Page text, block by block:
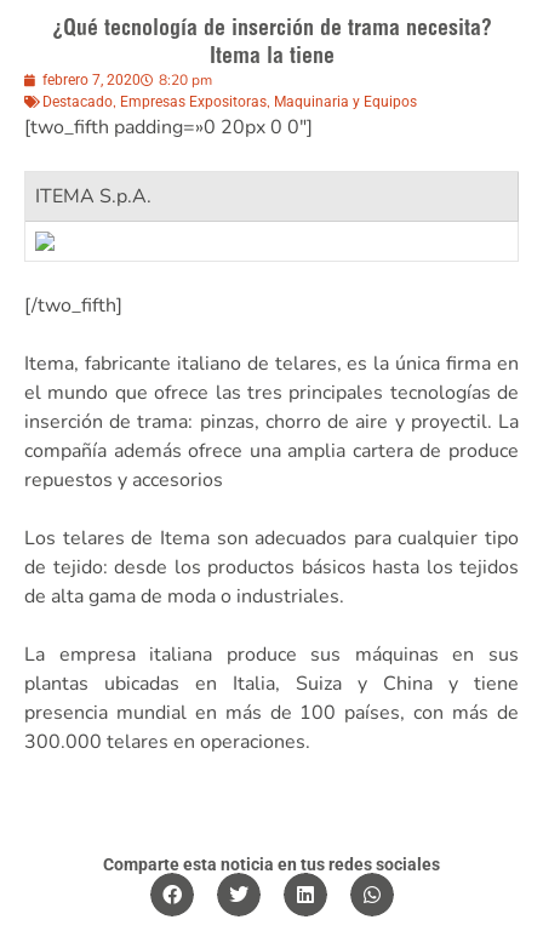
¿Qué tecnología de inserción de trama necesita?
Itema la tiene
febrero 7, 2020 8:20 pm
Destacado, Empresas Expositoras, Maquinaria y Equipos
[two_fifth padding=»0 20px 0 0″]
ITEMA S.p.A.
[/two_fifth]
Itema, fabricante italiano de telares, es la única firma en
el mundo que ofrece las tres principales tecnologías de
inserción de trama: pinzas, chorro de aire y proyectil. La
compañía además ofrece una amplia cartera de produce
repuestos y accesorios
Los telares de Itema son adecuados para cualquier tipo
de tejido: desde los productos básicos hasta los tejidos
de alta gama de moda o industriales.
La empresa italiana produce sus máquinas en sus
plantas ubicadas en Italia, Suiza y China y tiene
presencia mundial en más de 100 países, con más de
300.000 telares en operaciones.
Comparte esta noticia en tus redes sociales